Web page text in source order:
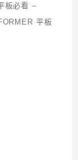
板必看 –
平板